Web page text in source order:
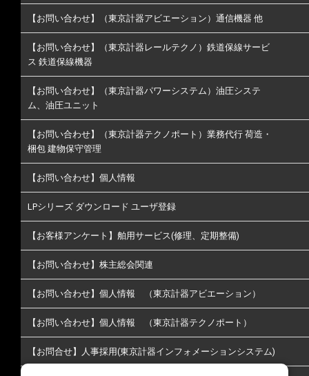
【お問い合わせ】（東京計器アビエーション）通信機器 他
【お問い合わせ】（東京計器レールテクノ）鉄道保線サービ
ス 鉄道保線機器
【お問い合わせ】（東京計器パワーシステム）油圧システ
ム、油圧ユニット
【お問い合わせ】（東京計器テクノポート）業務代行 荷造・
梱包 建物保守管理
【お問い合わせ】個人情報
LPシリーズ ダウンロード ユーザ登録
【お客様アンケート】舶用サービス(修理、定期整備)
【お問い合わせ】株主総会関連
【お問い合わせ】個人情報 （東京計器アビエーション）
【お問い合わせ】個人情報 （東京計器テクノポート）
【お問合せ】人事採用(東京計器インフォメーションシステム)